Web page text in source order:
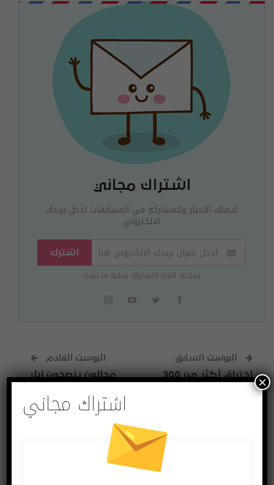
اشتراك مجاني
لتصلك الاخبار وللمشاركة في المسابقات ادخل بريدك
الالكتروني
اشترك
يمكنك الغاء الاشتراك ساعة ما تشاء
البوست السابق
اختراق أكثر من 300
ألف حساب على
البوست القادم
محللون ينصحون آبل
محرك البحث
DuckDuckGo
اشتراك مجاني
×